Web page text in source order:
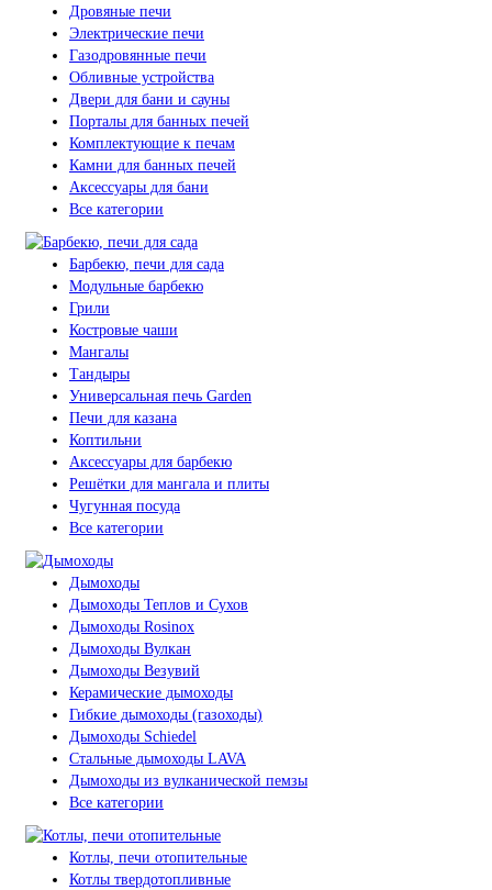
Дровяные печи
Электрические печи
Газодровянные печи
Обливные устройства
Двери для бани и сауны
Порталы для банных печей
Комплектующие к печам
Камни для банных печей
Аксессуары для бани
Все категории
Барбекю, печи для сада
Модульные барбекю
Грили
Костровые чаши
Мангалы
Тандыры
Универсальная печь Garden
Печи для казана
Коптильни
Аксессуары для барбекю
Решётки для мангала и плиты
Чугунная посуда
Все категории
Дымоходы
Дымоходы Теплов и Сухов
Дымоходы Rosinox
Дымоходы Вулкан
Дымоходы Везувий
Керамические дымоходы
Гибкие дымоходы (газоходы)
Дымоходы Schiedel
Стальные дымоходы LAVA
Дымоходы из вулканической пемзы
Все категории
Котлы, печи отопительные
Котлы твердотопливные